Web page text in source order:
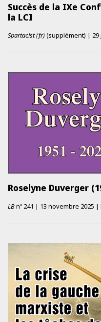
Succès de la IXe
la LCI
Spartacist (fr)(supplément) |
Roselyne Duverger
LBnº 241 | 13 novembre 2025 |